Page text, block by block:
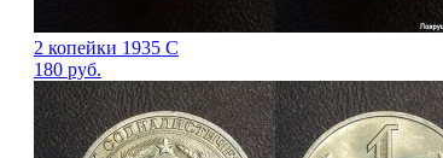
2 копейки 1935 С
180 руб.